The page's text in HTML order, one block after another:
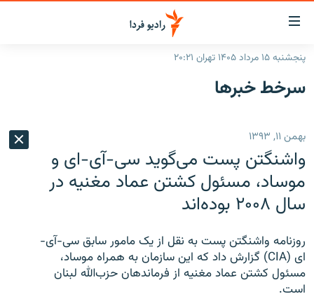
لینک‌های
قابلیت
دسترسی
بازگشت
اصلی
رفتن
صفحه
جستجو
ایران
رادیو
انتخاب کنید و بشنوید
برنامه‌های رادیویی
پادکست
چندرسانه‌ای
گزارش‌های ویدئویی
English
پنجشنبه ۱۵ مرداد ۱۴۰۵ تهران ۲۰:۲۱
سرخط‌ خبرها
بهمن ۱۱, ۱۳۹۳
واشنگتن پست می‌گوید سی‌-‌آی‌-ای و
موساد، مسئول کشتن عماد مغنیه در
سال ۲۰۰۸ بوده‌اند
روزنامه واشنگتن پست به نقل از یک مامور سابق سی-آی-‌
ای (CIA) گزارش داد که این سازمان به همراه موساد،
مسئول کشتن عماد مغنیه از فرماندهان حزب‌الله لبنان
است.